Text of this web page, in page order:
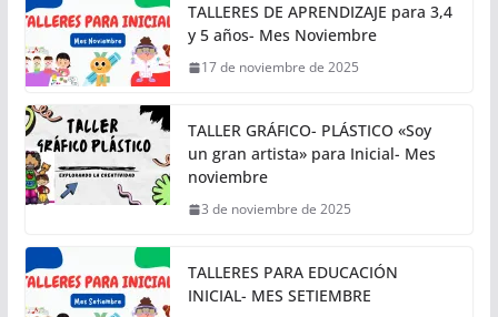
TALLERES DE APRENDIZAJE para 3,4
y 5 años- Mes Noviembre
17 de noviembre de 2025
TALLER GRÁFICO- PLÁSTICO «Soy
un gran artista» para Inicial- Mes
noviembre
3 de noviembre de 2025
TALLERES PARA EDUCACIÓN
INICIAL- MES SETIEMBRE